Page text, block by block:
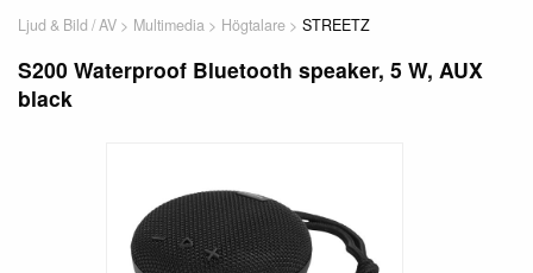
Ljud & Bild / AV Multimedia Högtalare STREETZ
S200 Waterproof Bluetooth speaker, 5 W, AUX
black